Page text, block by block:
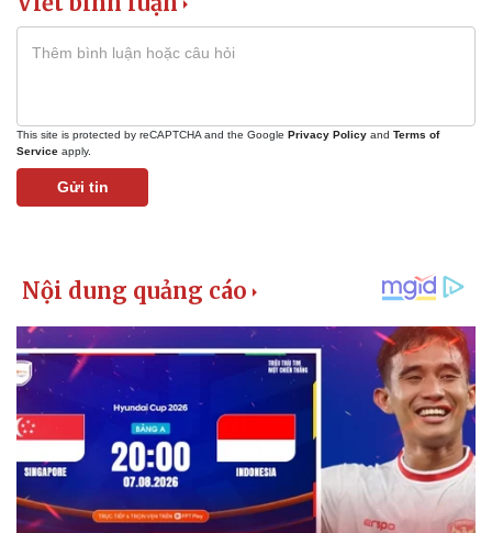
This site is protected by reCAPTCHA and the Google Privacy Policy and Terms of
Service apply.
Gửi tin